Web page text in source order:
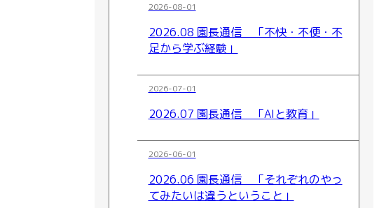
2026-08-01
2026.08 園長通信 「不快・不便・不
足から学ぶ経験」
2026-07-01
2026.07 園長通信 「AIと教育」
2026-06-01
2026.06 園長通信 「それぞれのやっ
てみたいは違うということ」